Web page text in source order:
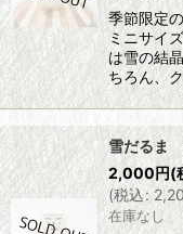
季節限定
ミニサイ
は雪の結
ちろん、
雪だるま
2,000円(
(税込:
在庫なし